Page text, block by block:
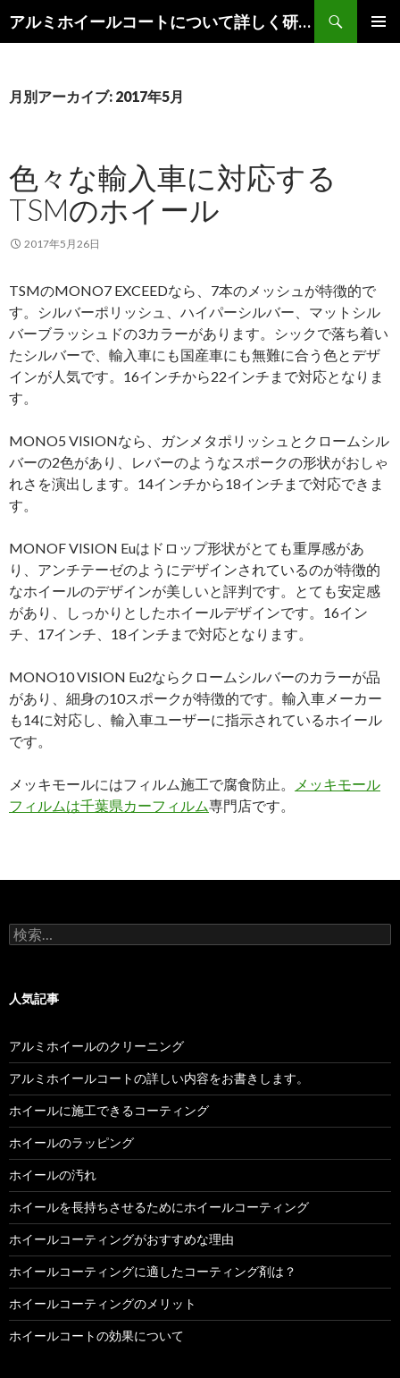
アルミホイールコートについて詳しく研究します。
索
ン
動
月別アーカイブ: 2017年5月
色々な輸入車に対応する
TSMのホイール
2017年5月26日
TSMのMONO7 EXCEEDなら、7本のメッシュが特徴的で
す。シルバーポリッシュ、ハイパーシルバー、マットシル
バーブラッシュドの3カラーがあります。シックで落ち着い
たシルバーで、輸入車にも国産車にも無難に合う色とデザ
インが人気です。16インチから22インチまで対応となりま
す。
MONO5 VISIONなら、ガンメタポリッシュとクロームシル
バーの2色があり、レバーのようなスポークの形状がおしゃ
れさを演出します。14インチから18インチまで対応できま
す。
MONOF VISION Euはドロップ形状がとても重厚感があ
り、アンチテーゼのようにデザインされているのが特徴的
なホイールのデザインが美しいと評判です。とても安定感
があり、しっかりとしたホイールデザインです。16イン
チ、17インチ、18インチまで対応となります。
MONO10 VISION Eu2ならクロームシルバーのカラーが品
があり、細身の10スポークが特徴的です。輸入車メーカー
も14に対応し、輸入車ユーザーに指示されているホイール
です。
メッキモールにはフィルム施工で腐食防止。
メッキモール
フィルムは千葉県カーフィルム専門店です。
検
索:
人気記事
アルミホイールのクリーニング
アルミホイールコートの詳しい内容をお書きします。
ホイールに施工できるコーティング
ホイールのラッピング
ホイールの汚れ
ホイールを長持ちさせるためにホイールコーティング
ホイールコーティングがおすすめな理由
ホイールコーティングに適したコーティング剤は？
ホイールコーティングのメリット
ホイールコートの効果について